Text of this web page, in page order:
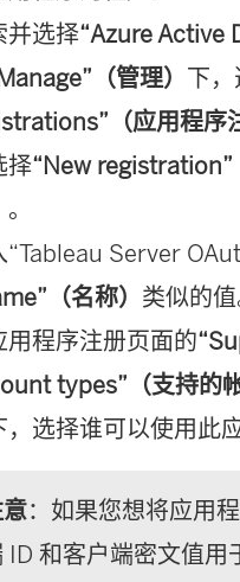
并选择“Azure Active
（管理） 下
（应用程序
择“New registration”
。
“Tableau Server
（名称） 类似的值
用程序注册页面的
types”（支持的
，选择谁可以使用此
：如果您想将应用
ID 和客户端密文值用